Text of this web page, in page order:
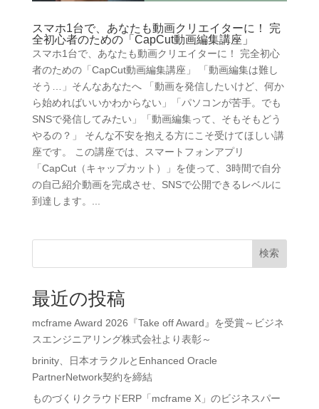
スマホ1台で、あなたも動画クリエイターに！ 完
全初心者のための「CapCut動画編集講座」
スマホ1台で、あなたも動画クリエイターに！ 完全初心
者のための「CapCut動画編集講座」 「動画編集は難し
そう…」そんなあなたへ 「動画を発信したいけど、何か
ら始めればいいかわからない」「パソコンが苦手。でも
SNSで発信してみたい」「動画編集って、そもそもどう
やるの？」 そんな不安を抱える方にこそ受けてほしい講
座です。 この講座では、スマートフォンアプリ
「CapCut（キャップカット）」を使って、3時間で自分
の自己紹介動画を完成させ、SNSで公開できるレベルに
到達します。...
検索
最近の投稿
mcframe Award 2026『Take off Award』を受賞～ビジネ
スエンジニアリング株式会社より表彰～
brinity、日本オラクルとEnhanced Oracle
PartnerNetwork契約を締結
ものづくりクラウドERP「mcframe X」のビジネスパー